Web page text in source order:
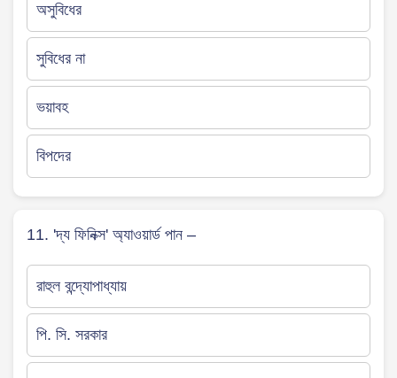
অসুবিধের
সুবিধের না
ভয়াবহ
বিপদের
11. 'দ্য ফিনিক্স' অ্যাওয়ার্ড পান –
রাহুল বন্দ্যোপাধ্যায়
পি. সি. সরকার